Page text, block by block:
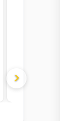
Giá từ:
›